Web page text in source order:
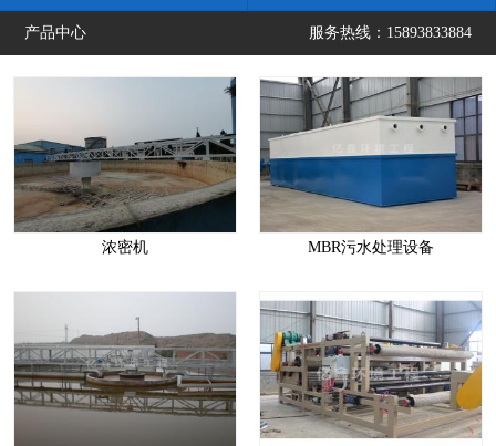
产品中心 服务热线：15893833884
浓密机 MBR污水处理设备